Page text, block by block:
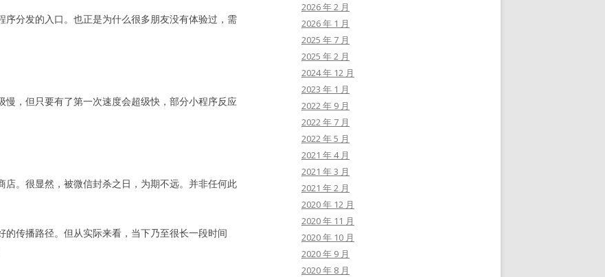
分发的入口。也正是为什么很多朋友没有体验过，需
，但只要有了第一次速度会超级快，部分小程序反应
。很显然，被微信封杀之日，为期不远。并非任何此
传播路径。但从实际来看，当下乃至很长一段时间
2026 年 2 月
2026 年 1 月
2025 年 7 月
2025 年 2 月
2024 年 12 月
2023 年 1 月
2022 年 9 月
2022 年 7 月
2022 年 5 月
2021 年 4 月
2021 年 3 月
2021 年 2 月
2020 年 12 月
2020 年 11 月
2020 年 10 月
2020 年 9 月
2020 年 8 月